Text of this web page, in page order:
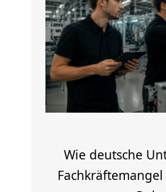
Wie deutsche